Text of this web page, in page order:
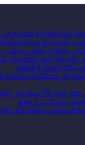
مشاركة مغربية
باسترجاع سبتة
ميلودي يونس
جنوب الصحراء
لمغاربة العالم
منظومة مكافحة
بوضع اللاجئين
فرينكي دي يونغ
استفادت منها مئات